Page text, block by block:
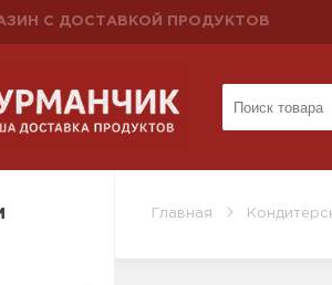
С ДОСТАВКОЙ ПРОДУКТОВ
Главная